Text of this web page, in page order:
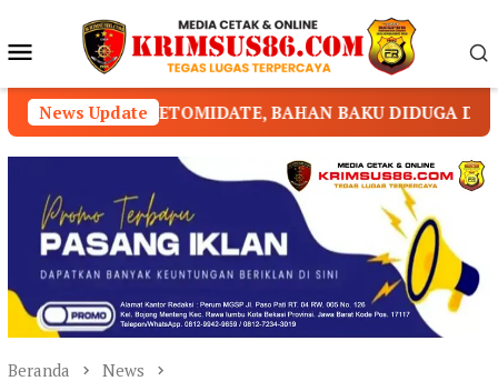
konten Menu
Mobile
News UpdateBAHAN BAKU DIDUGA DIPASOK DARI
Beranda News